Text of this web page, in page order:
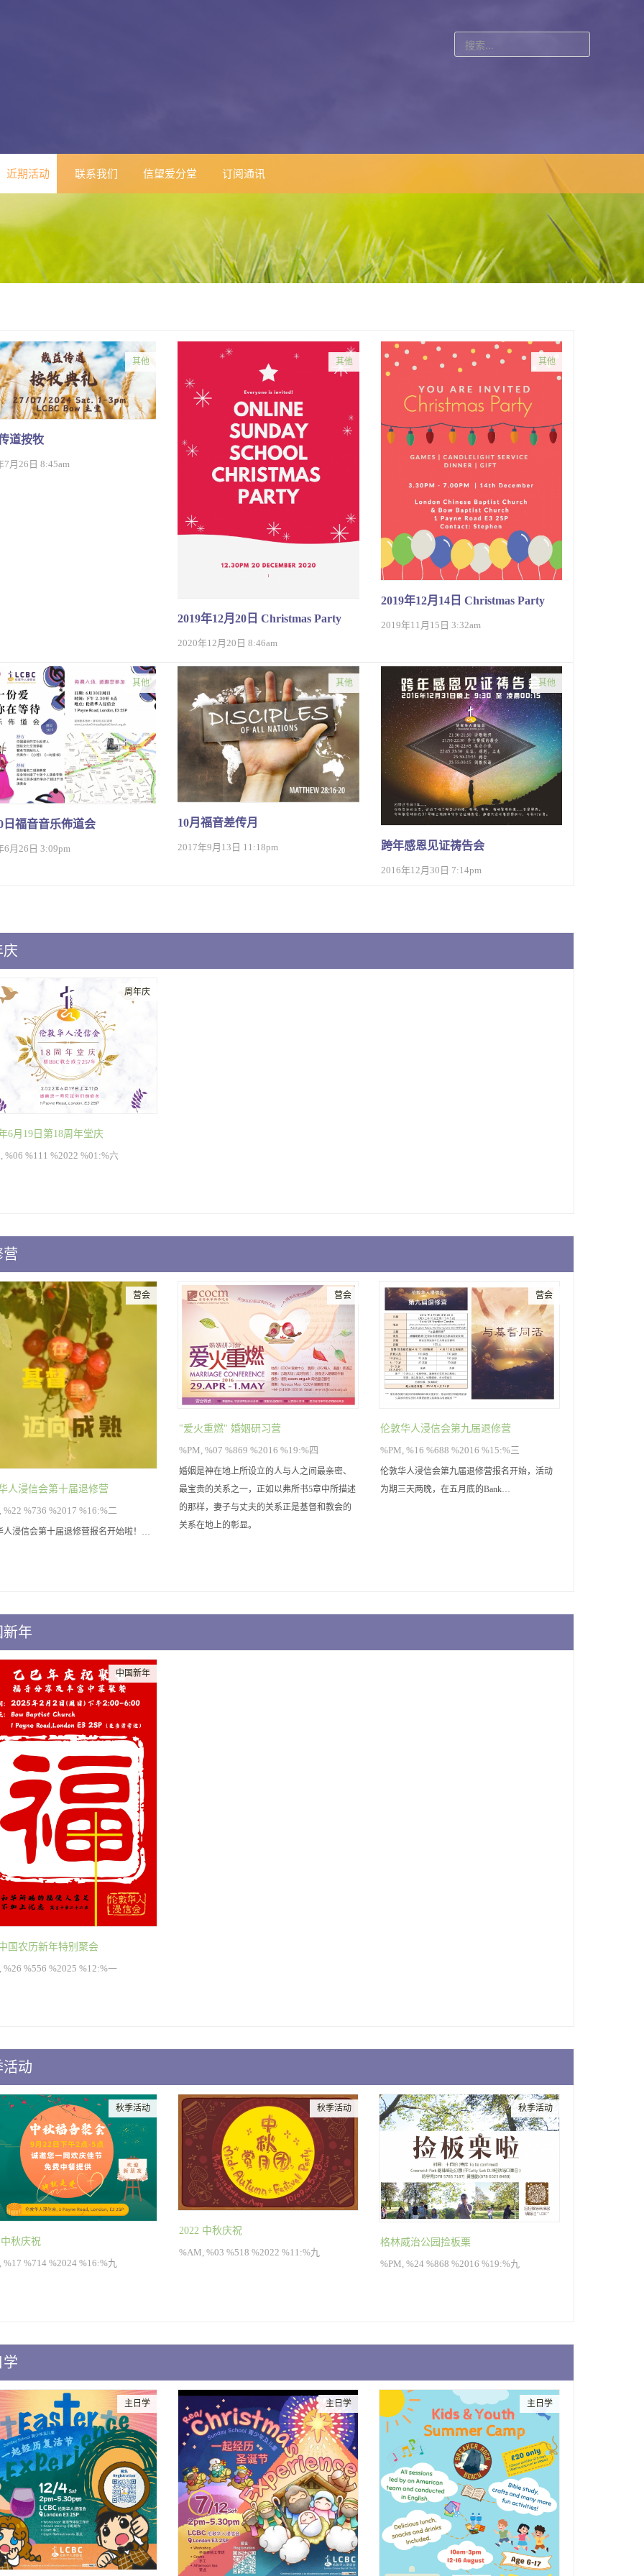
内
近期活动 联系我们 信望爱分堂 订阅通讯
道按牧
7月26日 8:45am
其他
2019年12月20日 Christmas Party
2020年12月20日 8:46am
其他
2019年12月14日 Christmas Party
2019年11月15日 3:32am
其他
日福音音乐佈道会
6月26日 3:09pm
其他
10月福音差传月
2017年9月13日 11:18pm
其他
跨年感恩见证祷告会
2016年12月30日 7:14pm
其他
庆
6月19日第18周年堂庆
%06 %111 %2022 %01:%六
周年庆
营
人浸信会第十届退修营
%22 %736 %2017 %16:%二
营会
人浸信会第十届退修营报名开始啦！…
"爱火重燃" 婚姻研习营
%PM, %07 %869 %2016 %19:%四
营会
婚姻是神在地上所设立的人与人之间最亲密、
最宝贵的关系之一，正如以弗所书5章中所描述
的那样，妻子与丈夫的关系正是基督和教会的
关系在地上的彰显。
伦敦华人浸信会第九届退修营
%PM, %16 %688 %2016 %15:%三
营会
伦敦华人浸信会第九届退修营报名开始，活动
为期三天两晚，在五月底的Bank…
新年
国农历新年特别聚会
%26 %556 %2025 %12:%一
中国新年
活动
秋庆祝
%17 %714 %2024 %16:%九
秋季活动
2022 中秋庆祝
%AM, %03 %518 %2022 %11:%九
秋季活动
格林威治公园捡板栗
%PM, %24 %868 %2016 %19:%九
秋季活动
学
主日学 主日学 主日学